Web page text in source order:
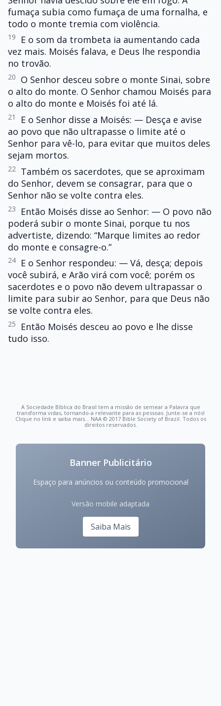
fumaça subia como fumaça de uma fornalha, e
todo o monte tremia com violência.
19
E o som da trombeta ia aumentando cada
vez mais. Moisés falava, e Deus lhe respondia
no trovão.
20
O Senhor desceu sobre o monte Sinai, sobre
o alto do monte. O Senhor chamou Moisés para
o alto do monte e Moisés foi até lá.
21
E o Senhor disse a Moisés: — Desça e avise
ao povo que não ultrapasse o limite até o
Senhor para vê-lo, para evitar que muitos deles
sejam mortos.
22
Também os sacerdotes, que se aproximam
do Senhor, devem se consagrar, para que o
Senhor não se volte contra eles.
23
Então Moisés disse ao Senhor: — O povo não
poderá subir o monte Sinai, porque tu nos
advertiste, dizendo: “Marque limites ao redor
do monte e consagre-o.”
24
E o Senhor respondeu: — Vá, desça; depois
você subirá, e Arão virá com você; porém os
sacerdotes e o povo não devem ultrapassar o
limite para subir ao Senhor, para que Deus não
se volte contra eles.
25
Então Moisés desceu ao povo e lhe disse
tudo isso.
A Sociedade Bíblica do Brasil tem a missão de semear a Palavra que
transforma vidas, tornando-a relevante para as pessoas. Junte-se a nós!
Clique no link e saiba mais... NAA © 2017 Bible Society of Brazil. Todos os
direitos reservados.
Banner Publicitário
Espaço para anúncios ou conteúdo promocional
Versão mobile adaptada
Saiba Mais